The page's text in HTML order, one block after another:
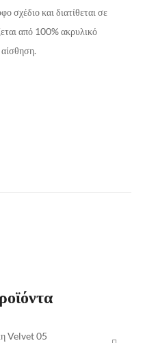
σχέδιο και διατίθεται σε
από 100% ακρυλικό